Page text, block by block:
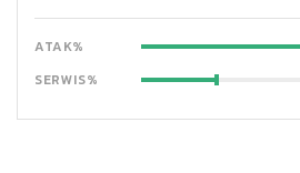
ATAK%
SERWIS%